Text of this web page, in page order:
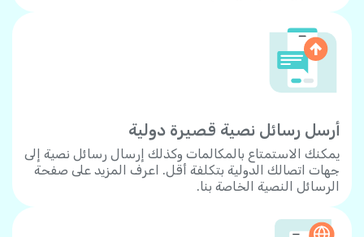
أرسل رسائل نصية قصيرة دولية
يمكنك الاستمتاع بالمكالمات وكذلك إرسال رسائل نصية إلى
جهات اتصالك الدولية بتكلفة أقل. اعرف المزيد على صفحة
الرسائل النصية الخاصة بنا.